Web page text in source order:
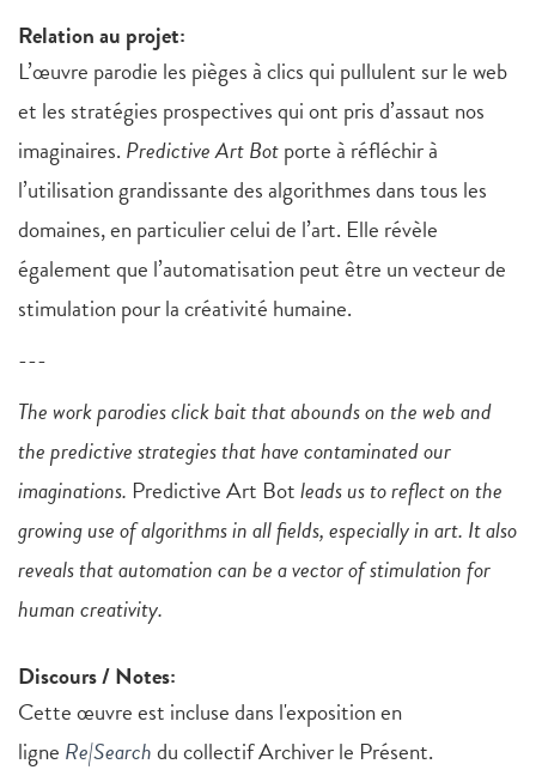
Relation au projet:
L’œuvre parodie les pièges à clics qui pullulent sur le web
et les stratégies prospectives qui ont pris d’assaut nos
imaginaires. Predictive Art Botporte à réfléchir à
l’utilisation grandissante des algorithmes dans tous les
domaines, en particulier celui de l’art. Elle révèle
également que l’automatisation peut être un vecteur de
stimulation pour la créativité humaine.
---
The work parodies click bait that abounds on the web and
the predictive strategies that have contaminated our
imaginations. Predictive Art Botleads us to reflect on the
growing use of algorithms in all fields, especially in art. It also
reveals that automation can be a vector of stimulation for
human creativity.
Discours / Notes:
Cette œuvre est incluse dans l'exposition en
ligne Re|Searchdu collectif Archiver le Présent.